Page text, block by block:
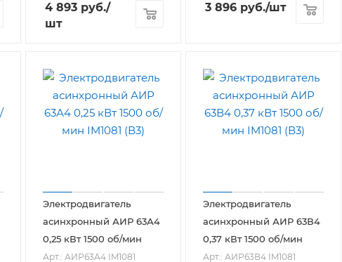
4 893 руб./
шт
3 896 руб./шт
Электродвигатель
асинхронный АИР 63А4
0,25 кВт 1500 об/мин
Арт.: АИР63А4 IM1081
Электродвигатель
асинхронный АИР 63В4
0,37 кВт 1500 об/мин
Арт.: АИР63В4 IM1081